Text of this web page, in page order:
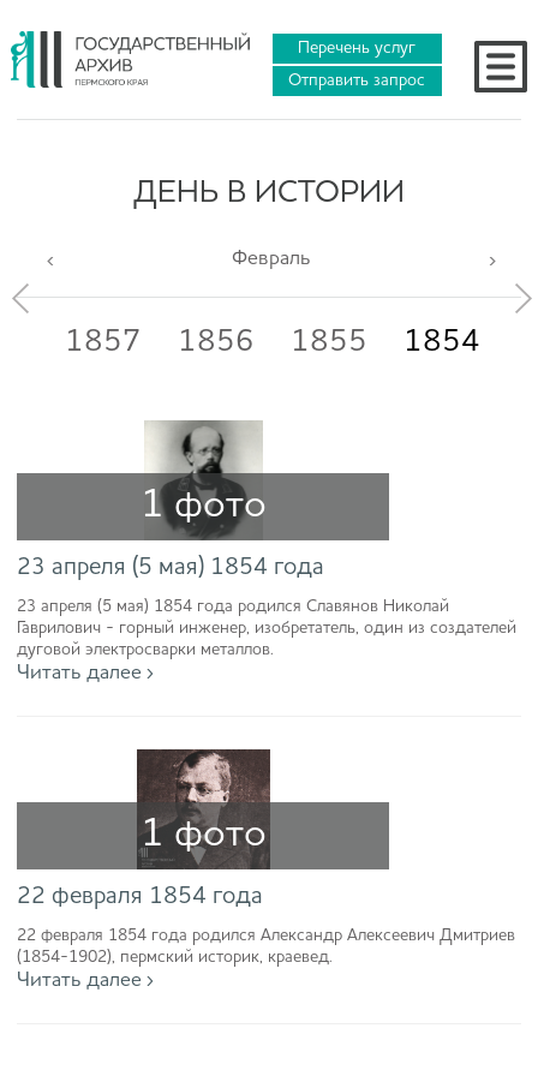
Перечень услуг
Отправить запрос
ДЕНЬ В ИСТОРИИ
Февраль
1857 1856 1855 1854
1 фото
23 апреля (5 мая) 1854 года
23 апреля (5 мая) 1854 года родился Славянов Николай
Гаврилович - горный инженер, изобретатель, один из создателей
дуговой электросварки металлов.
Читать далее ›
1 фото
22 февраля 1854 года
22 февраля 1854 года родился Александр Алексеевич Дмитриев
(1854-1902), пермский историк, краевед.
Читать далее ›